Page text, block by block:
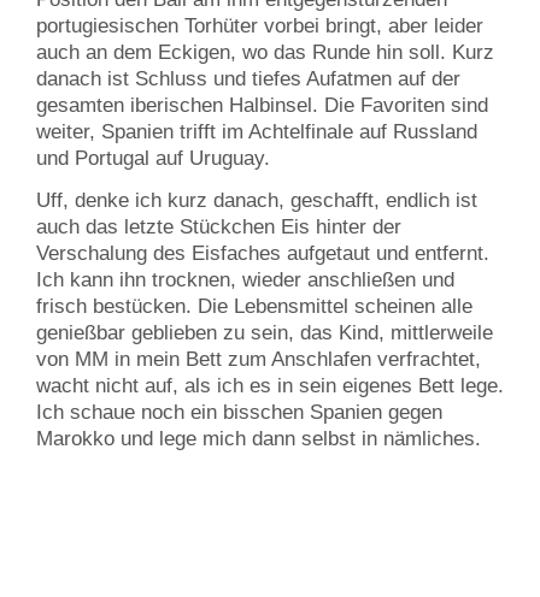
portugiesischen Torhüter vorbei bringt, aber leider
auch an dem Eckigen, wo das Runde hin soll. Kurz
danach ist Schluss und tiefes Aufatmen auf der
gesamten iberischen Halbinsel. Die Favoriten sind
weiter, Spanien trifft im Achtelfinale auf Russland
und Portugal auf Uruguay.
Uff, denke ich kurz danach, geschafft, endlich ist
auch das letzte Stückchen Eis hinter der
Verschalung des Eisfaches aufgetaut und entfernt.
Ich kann ihn trocknen, wieder anschließen und
frisch bestücken. Die Lebensmittel scheinen alle
genießbar geblieben zu sein, das Kind, mittlerweile
von MM in mein Bett zum Anschlafen verfrachtet,
wacht nicht auf, als ich es in sein eigenes Bett lege.
Ich schaue noch ein bisschen Spanien gegen
Marokko und lege mich dann selbst in nämliches.